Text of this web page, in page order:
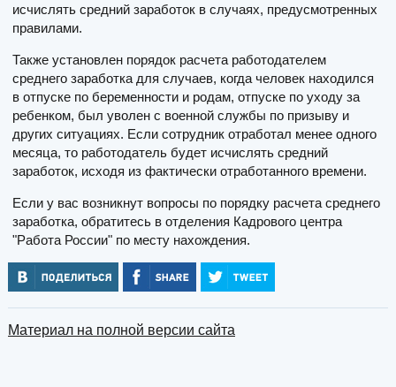
исчислять средний заработок в случаях, предусмотренных
правилами.
Также установлен порядок расчета работодателем
среднего заработка для случаев, когда человек находился
в отпуске по беременности и родам, отпуске по уходу за
ребенком, был уволен с военной службы по призыву и
других ситуациях. Если сотрудник отработал менее одного
месяца, то работодатель будет исчислять средний
заработок, исходя из фактически отработанного времени.
Если у вас возникнут вопросы по порядку расчета среднего
заработка, обратитесь в отделения Кадрового центра
"Работа России" по месту нахождения.
Материал на полной версии сайта